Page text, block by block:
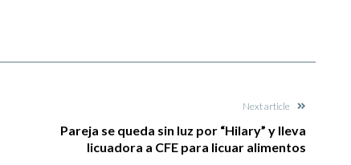
Next article
Pareja se queda sin luz por “Hilary” y lleva
licuadora a CFE para licuar alimentos